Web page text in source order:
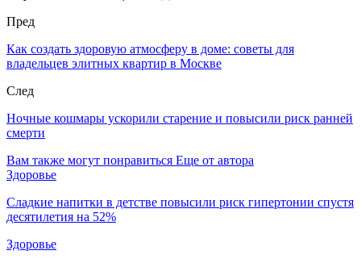
Пред
Как создать здоровую атмосферу в доме: советы для
владельцев элитных квартир в Москве
След
Ночные кошмары ускорили старение и повысили риск ранней
смерти
Вам также могут понравиться Еще от автора
Здоровье
Сладкие напитки в детстве повысили риск гипертонии спустя
десятилетия на 52%
Здоровье